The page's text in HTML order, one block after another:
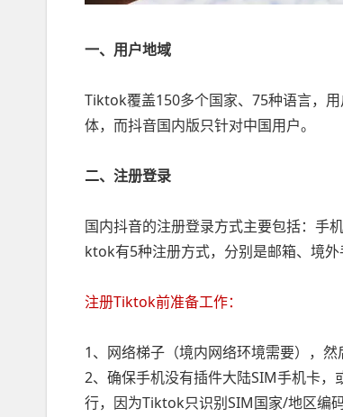
一、用户地域
Tiktok覆盖150多个国家、75种语言，
体，而抖音国内版只针对中国用户。
二、注册登录
国内抖音的注册登录方式主要包括：手
ktok有5种注册方式，分别是邮箱、境
注册Tiktok前准备工作：
1、网络梯子（境内网络环境需要），
2、确保手机没有插件大陆SIM手机卡
行，因为Tiktok只识别SIM国家/地区编